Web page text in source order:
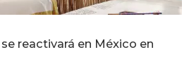
reactivará en México en